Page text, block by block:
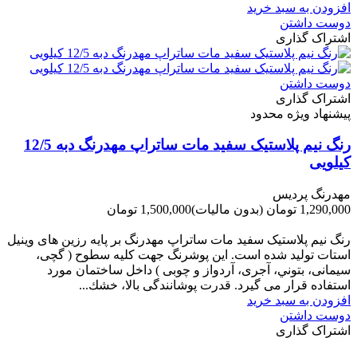
افزودن به سبد خرید
دوست داشتن
اشتراک گذاری
دوست داشتن
اشتراک گذاری
پیشنهاد ویژه محدود
رنگ نیم پلاستیک سفید مات ساتراپ مهدرنگ دبه 12/5
کیلویی
مهدرنگ پردیس
1,290,000 تومان
(بدون مالیات)1,500,000 تومان
رنگ نیم پلاستیک سفید مات ساتراپ مهدرنگ بر پایه رزین های وینیل
استات تولید شده است. این پوشرنگ جهت کلیه سطوح ( گچی،
سیمانی، بتوني، آجری، آردواز و چوبی ) داخل ساختمان مورد
استفاده قرار می گیرد. قدرت پوشانندگی بالا، خشك...
افزودن به سبد خرید
دوست داشتن
اشتراک گذاری